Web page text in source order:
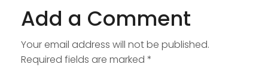
Add a Comment
Your email address will not be published.
Required fields are marked *